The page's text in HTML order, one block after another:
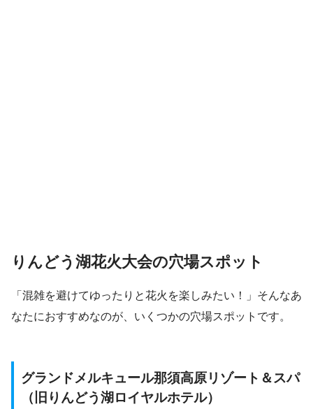
りんどう湖花火大会の穴場スポット
「混雑を避けてゆったりと花火を楽しみたい！」そんなあ
なたにおすすめなのが、いくつかの穴場スポットです。
グランドメルキュール那須高原リゾート＆スパ
（旧りんどう湖ロイヤルホテル）